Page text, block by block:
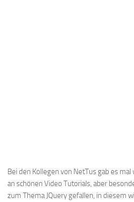
Bei den Kollegen von NetTus gab es
an schönen Video Tutorials, aber
zum Thema JQuery gefallen, in diesem